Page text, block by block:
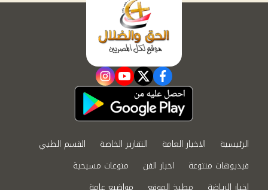
facebook
twitter
youtube
instagram
الرئيسية الاخبار العامة التقارير الخاصة
القسم الطبي
فيديوهات متنوعة
اخبار الفن
منوعات مسيحية